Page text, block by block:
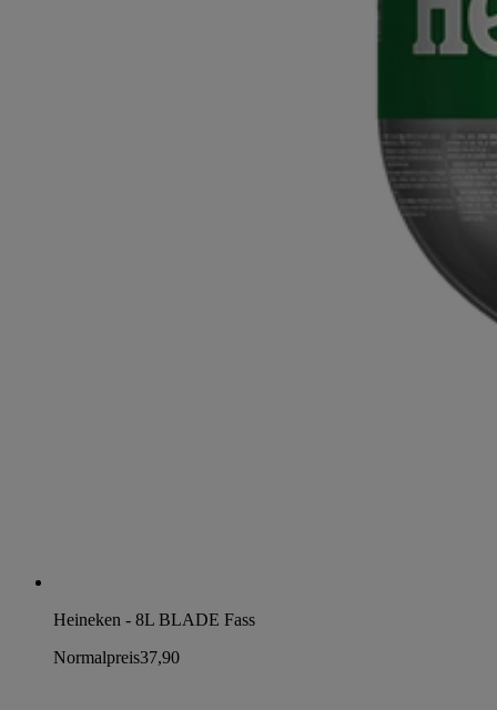
Heineken - 8L BLADE Fass
Normalpreis37,90